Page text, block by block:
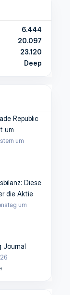
6.444
20.097
23.120
Deep
Republic
um
um
Diese
die Aktie
um
Journal